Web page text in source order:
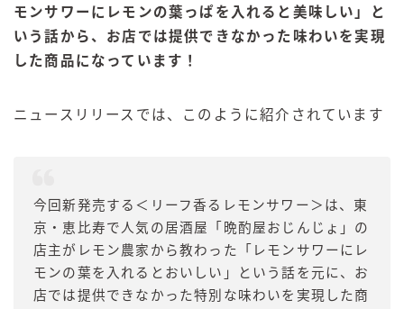
モンサワーにレモンの葉っぱを入れると美味しい」と
いう話から、お店では提供できなかった味わいを実現
した商品になっています！
ニュースリリースでは、このように紹介されています
今回新発売する＜リーフ香るレモンサワー＞は、東
京・恵比寿で人気の居酒屋「晩酌屋おじんじょ」の
店主がレモン農家から教わった「レモンサワーにレ
モンの葉を入れるとおいしい」という話を元に、お
店では提供できなかった特別な味わいを実現した商